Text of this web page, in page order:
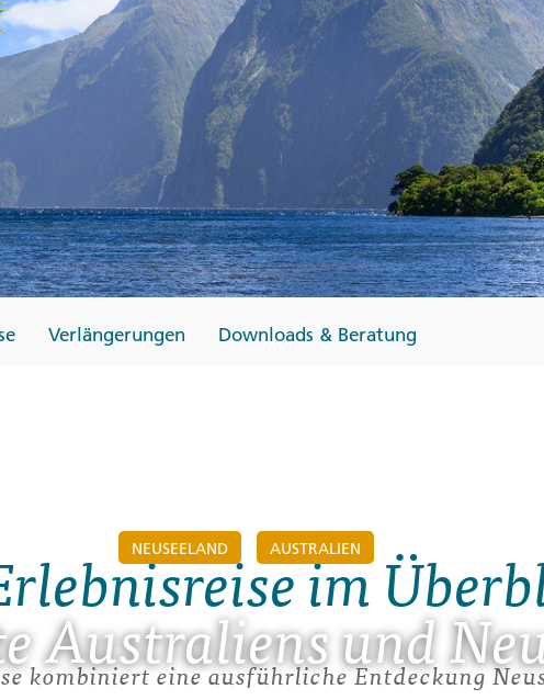
Finnland
Montenegro
→
→
NEUSEELAND AUSTRALIEN
Australiens und
Verlängerungen Downloads & Beratung
im
kombiniert eine ausführliche Entdeckung